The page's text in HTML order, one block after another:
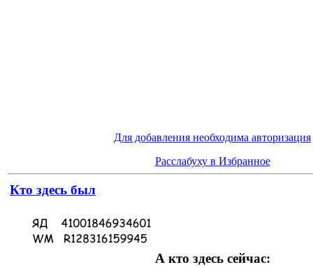
Для добавления необходима авторизация
Расслабуху в Избранное
Кто здесь был
А кто здесь сейчас: